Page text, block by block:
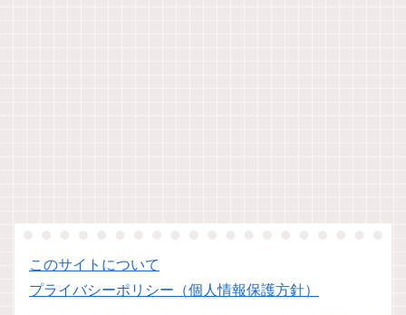
このサイトについて
プライバシーポリシー（個人情報保護方針）